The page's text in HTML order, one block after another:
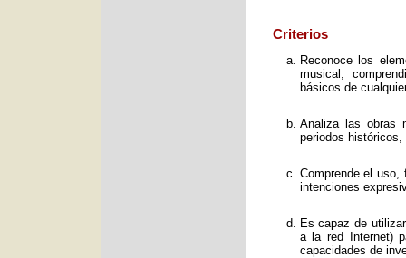
Criterios
Reconoce los
musical,
básicos de
Analiza las obras
periodos
Comprende el
intenciones
Es capaz de
a la red Internet)
capacidades de